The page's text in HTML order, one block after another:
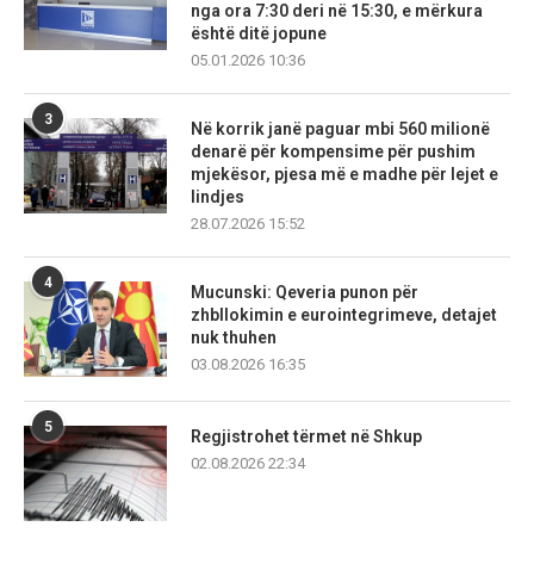
nga ora 7:30 deri në 15:30, e mërkura
është ditë jopune
05.01.2026 10:36
3
Në korrik janë paguar mbi 560 milionë
denarë për kompensime për pushim
mjekësor, pjesa më e madhe për lejet e
lindjes
28.07.2026 15:52
4
Mucunski: Qeveria punon për
zhbllokimin e eurointegrimeve, detajet
nuk thuhen
03.08.2026 16:35
5
Regjistrohet tërmet në Shkup
02.08.2026 22:34